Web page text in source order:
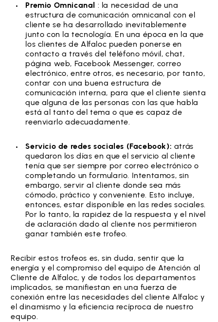
Premio Omnicanal : la necesidad de una
estructura de comunicación omnicanal con el
cliente se ha desarrollado inevitablemente
junto con la tecnología. En una época en la que
los clientes de Alfaloc pueden ponerse en
contacto a través del teléfono móvil, chat,
página web, Facebook Messenger, correo
electrónico, entre otros, es necesario, por tanto,
contar con una buena estructura de
comunicación interna, para que el cliente sienta
que alguna de las personas con las que habla
está al tanto del tema o que es capaz de
reenviarlo adecuadamente.
Servicio de redes sociales (Facebook): atrás
quedaron los días en que el servicio al cliente
tenía que ser siempre por correo electrónico o
completando un formulario. Intentamos, sin
embargo, servir al cliente donde sea más
cómodo, práctico y conveniente. Esto incluye,
entonces, estar disponible en las redes sociales.
Por lo tanto, la rapidez de la respuesta y el nivel
de aclaración dado al cliente nos permitieron
ganar también este trofeo.
Recibir estos trofeos es, sin duda, sentir que la
energía y el compromiso del equipo de Atención al
Cliente de Alfaloc, y de todos los departamentos
implicados, se manifiestan en una fuerza de
conexión entre las necesidades del cliente Alfaloc y
el dinamismo y la eficiencia recíproca de nuestro
equipo.